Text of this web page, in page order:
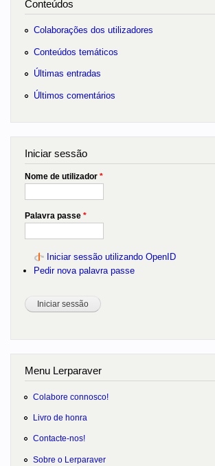
Conteúdos
Colaborações dos utilizadores
Conteúdos temáticos
Últimas entradas
Últimos comentários
Iniciar sessão
Nome de utilizador *
Palavra passe *
Iniciar sessão utilizando OpenID
Pedir nova palavra passe
Menu Lerparaver
Colabore connosco!
Livro de honra
Contacte-nos!
Sobre o Lerparaver